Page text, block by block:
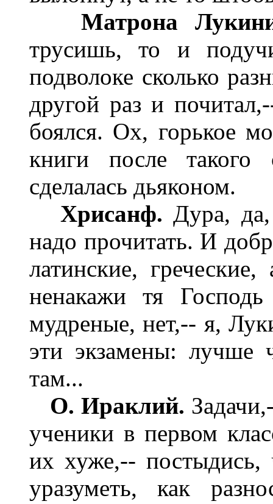
Матрона
трусишь, то и
подволоке сколько
другой раз и
боялся. Ох, горькое
книги после такого
сделалась дьяконом.
Хрисанф. Дура,
надо прочитать. И
латинские,
ненакажи тя
мудреные, нет,-- я,
эти экзамены:
там...
О. Ираклий.
ученики в первом
их хуже,--
уразуметь, как